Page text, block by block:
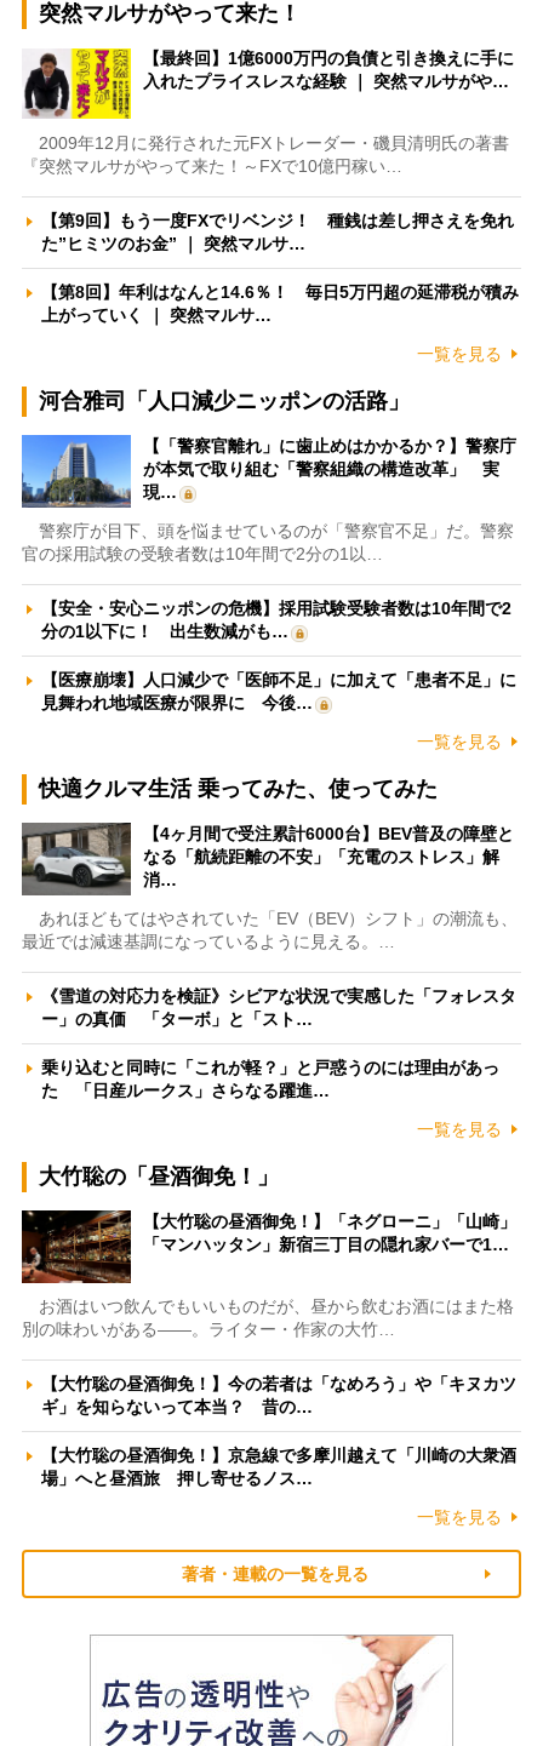
突然マルサがやって来た！
【最終回】1億6000万円の負債と引き換えに手に
入れたプライスレスな経験 ｜ 突然マルサがや…
2009年12月に発行された元FXトレーダー・磯貝清明氏の著書
『突然マルサがやって来た！～FXで10億円稼い…
【第9回】もう一度FXでリベンジ！ 種銭は差し押さえを免れ
た”ヒミツのお金” ｜ 突然マルサ…
【第8回】年利はなんと14.6％！ 毎日5万円超の延滞税が積み
上がっていく ｜ 突然マルサ…
一覧を見る
河合雅司「人口減少ニッポンの活路」
【「警察官離れ」に歯止めはかかるか？】警察庁
が本気で取り組む「警察組織の構造改革」 実
現…
警察庁が目下、頭を悩ませているのが「警察官不足」だ。警察
官の採用試験の受験者数は10年間で2分の1以…
【安全・安心ニッポンの危機】採用試験受験者数は10年間で2
分の1以下に！ 出生数減がも…
【医療崩壊】人口減少で「医師不足」に加えて「患者不足」に
見舞われ地域医療が限界に 今後…
一覧を見る
快適クルマ生活 乗ってみた、使ってみた
【4ヶ月間で受注累計6000台】BEV普及の障壁と
なる「航続距離の不安」「充電のストレス」解
消…
あれほどもてはやされていた「EV（BEV）シフト」の潮流も、
最近では減速基調になっているように見える。…
《雪道の対応力を検証》シビアな状況で実感した「フォレスタ
ー」の真価 「ターボ」と「スト…
乗り込むと同時に「これが軽？」と戸惑うのには理由があっ
た 「日産ルークス」さらなる躍進…
一覧を見る
大竹聡の「昼酒御免！」
【大竹聡の昼酒御免！】「ネグローニ」「山崎」
「マンハッタン」新宿三丁目の隠れ家バーで1…
お酒はいつ飲んでもいいものだが、昼から飲むお酒にはまた格
別の味わいがある――。ライター・作家の大竹…
【大竹聡の昼酒御免！】今の若者は「なめろう」や「キヌカツ
ギ」を知らないって本当？ 昔の…
【大竹聡の昼酒御免！】京急線で多摩川越えて「川崎の大衆酒
場」へと昼酒旅 押し寄せるノス…
一覧を見る
著者・連載の一覧を見る